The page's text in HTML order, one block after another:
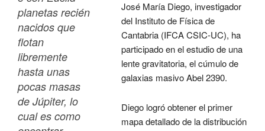
planetas recién
nacidos que
flotan
libremente
hasta unas
pocas masas
de Júpiter, lo
cual es como
José María Diego, investigador
del Instituto de Física de
Cantabria (IFCA CSIC-UC), ha
participado en el estudio de una
lente gravitatoria, el cúmulo de
galaxias masivo Abel 2390.
Diego logró obtener el primer
mapa detallado de la distribución